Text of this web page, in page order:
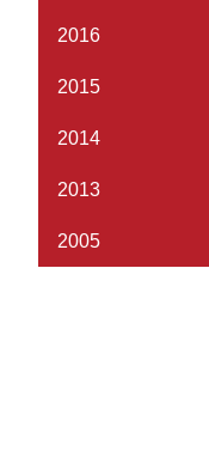
2016
2015
2014
2013
2005